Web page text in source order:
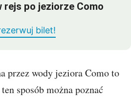
rejs po jeziorze Como
bilet!
przez wody jeziora Como to
sposób można poznać